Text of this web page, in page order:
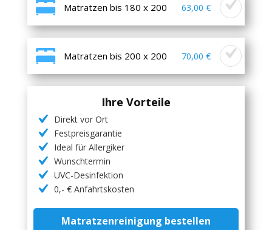
Matratzen bis 180 x 200 63,00 €
Matratzen bis 200 x 200 70,00 €
Ihre Vorteile
Direkt vor Ort
Festpreisgarantie
Ideal für Allergiker
Wunschtermin
UVC-Desinfektion
0,- € Anfahrtskosten
Matratzenreinigung bestellen